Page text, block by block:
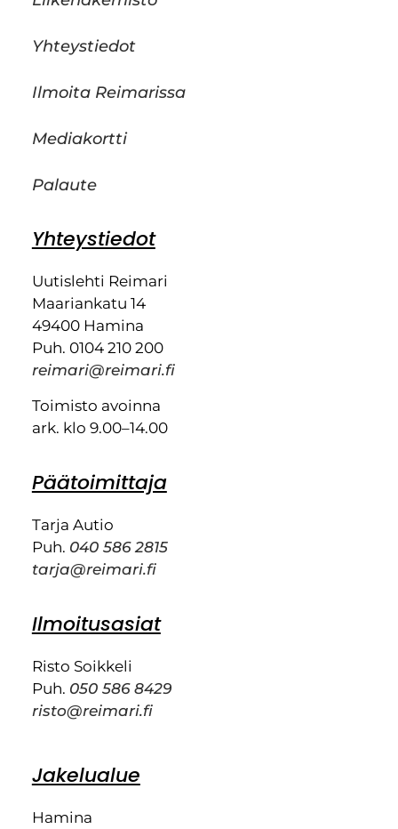
Yhteystiedot
Ilmoita Reimarissa
Mediakortti
Palaute
Yhteystiedot
Uutislehti Reimari
Maariankatu 14
49400 Hamina
Puh. 0104 210 200
reimari@reimari.fi
Toimisto avoinna
ark. klo 9.00–14.00
Päätoimittaja
Tarja Autio
Puh. 040 586 2815
tarja@reimari.fi
Ilmoitusasiat
Risto Soikkeli
Puh. 050 586 8429
risto@reimari.fi
Jakelualue
Hamina